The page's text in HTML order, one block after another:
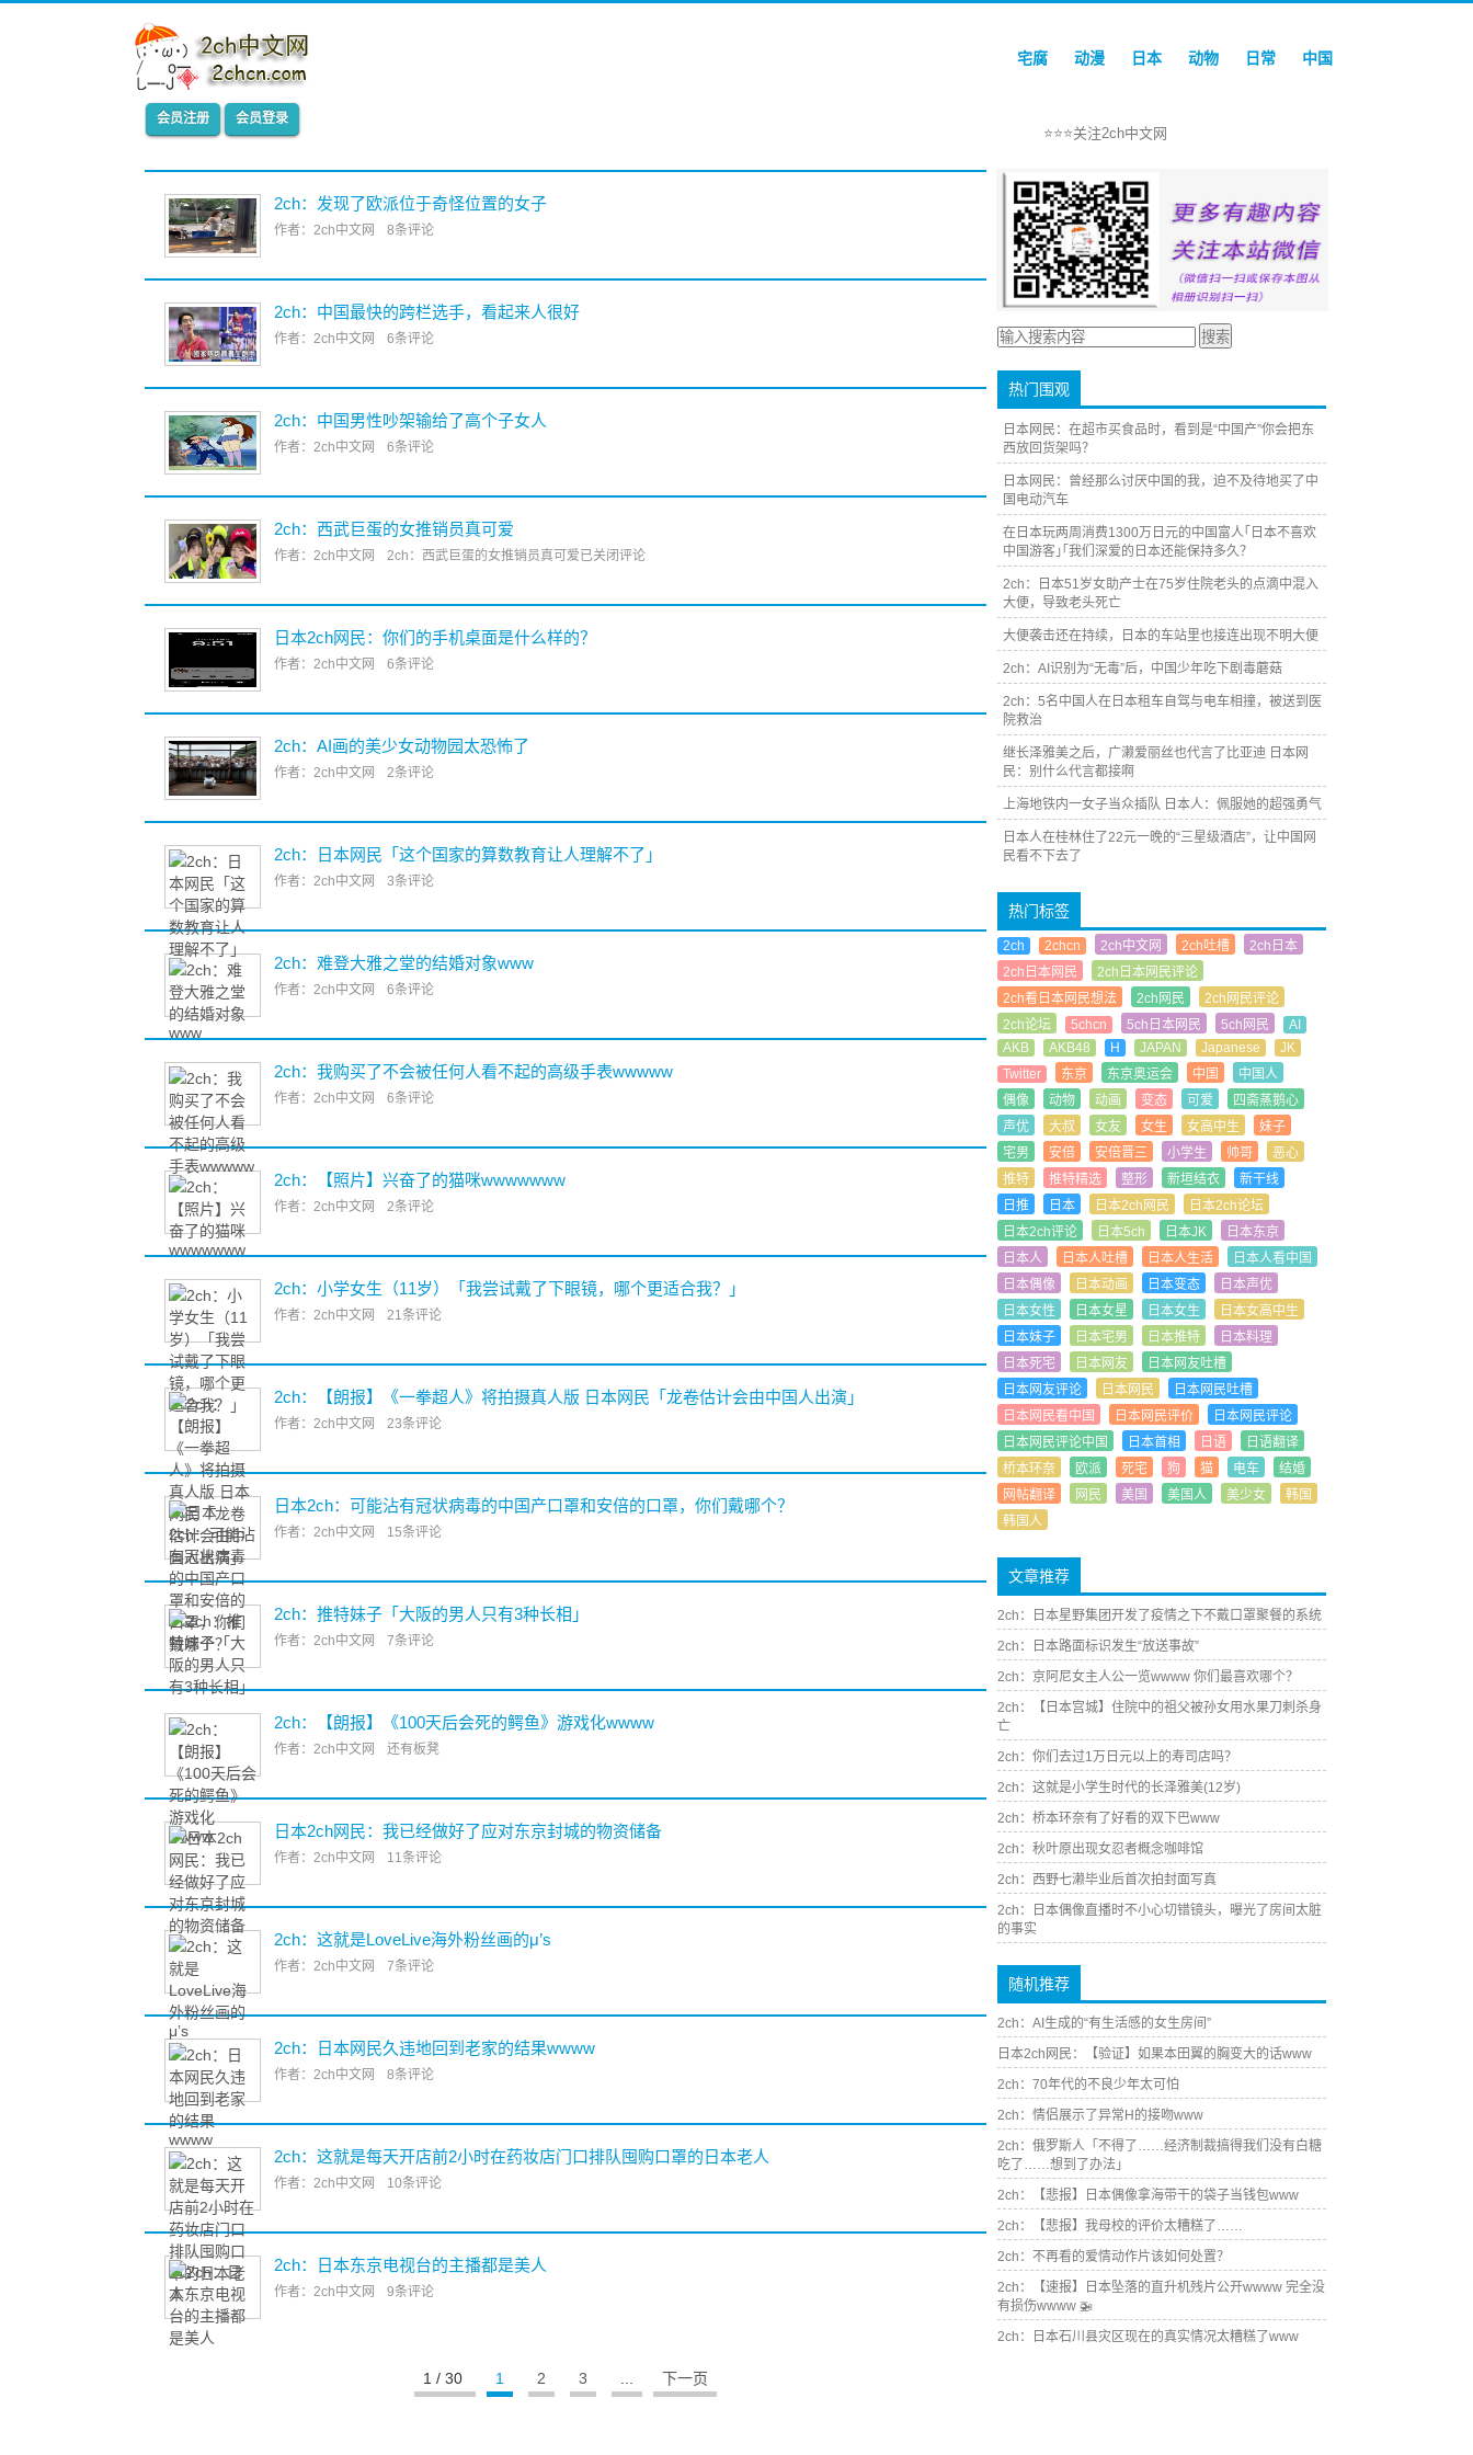
宅腐 动漫 日本 动物 日常 中国
会员注册 会员登录
2ch：发现了欧派位于奇怪位置的女子
作者：2ch中文网 8条评论
2ch：中国最快的跨栏选手，看起来人很好
作者：2ch中文网 6条评论
2ch：中国男性吵架输给了高个子女人
作者：2ch中文网 6条评论
2ch：西武巨蛋的女推销员真可爱
作者：2ch中文网 2ch：西武巨蛋的女推销员真可爱已关闭评论
日本2ch网民：你们的手机桌面是什么样的？
作者：2ch中文网 6条评论
2ch：AI画的美少女动物园太恐怖了
作者：2ch中文网 2条评论
2ch：日本网民「这个国家的算数教育让人理解不了」
作者：2ch中文网 3条评论
2ch：难登大雅之堂的结婚对象www
作者：2ch中文网 6条评论
2ch：我购买了不会被任何人看不起的高级手表wwwww
作者：2ch中文网 6条评论
2ch：【照片】兴奋了的猫咪wwwwwww
作者：2ch中文网 2条评论
2ch：小学女生（11岁）「我尝试戴了下眼镜，哪个更适合我？」
作者：2ch中文网 21条评论
2ch：【朗报】《一拳超人》将拍摄真人版 日本网民「龙卷估计会由中国人出演」
作者：2ch中文网 23条评论
日本2ch：可能沾有冠状病毒的中国产口罩和安倍的口罩，你们戴哪个？
作者：2ch中文网 15条评论
2ch：推特妹子「大阪的男人只有3种长相」
作者：2ch中文网 7条评论
2ch：【朗报】《100天后会死的鳄鱼》游戏化wwww
作者：2ch中文网 还有板凳
日本2ch网民：我已经做好了应对东京封城的物资储备
作者：2ch中文网 11条评论
2ch：这就是LoveLive海外粉丝画的μ’s
作者：2ch中文网 7条评论
2ch：日本网民久违地回到老家的结果wwww
作者：2ch中文网 8条评论
2ch：这就是每天开店前2小时在药妆店门口排队囤购口罩的日本老人
作者：2ch中文网 10条评论
2ch：日本东京电视台的主播都是美人
作者：2ch中文网 9条评论
1 / 30 1 2 3 下一页
⭐⭐⭐关注2ch中文网
热门围观
日本网民：在超市买食品时，看到是“中国产”你会把东
西放回货架吗？
日本网民：曾经那么讨厌中国的我，迫不及待地买了中
国电动汽车
在日本玩两周消费1300万日元的中国富人｢日本不喜欢
中国游客｣｢我们深爱的日本还能保持多久？
2ch：日本51岁女助产士在75岁住院老头的点滴中混入
大便，导致老头死亡
大便袭击还在持续，日本的车站里也接连出现不明大便
2ch：AI识别为“无毒”后，中国少年吃下剧毒蘑菇
2ch：5名中国人在日本租车自驾与电车相撞，被送到医
院救治
继长泽雅美之后，广濑爱丽丝也代言了比亚迪 日本网
民：别什么代言都接啊
上海地铁内一女子当众插队 日本人：佩服她的超强勇气
日本人在桂林住了22元一晚的“三星级酒店”，让中国网
民看不下去了
热门标签
2ch 2chcn 2ch中文网 2ch吐槽
2ch日本
2ch日本网民
2ch日本网民评论
2ch看日本网民想法
2ch网民
2ch网民评论
2ch论坛
5chcn 5ch日本网民 5ch网民
AI
AKB
AKB48 H JAPAN Japanese
JK
Twitter
东京 东京奥运会 中国
中国人
偶像
动物 动画 变态 可爱
四斋蒸鹅心
声优
大叔 女友 女生 女高中生
妹子
宅男
安倍 安倍晋三 小学生 帅哥
恶心
推特
推特精选 整形 新垣结衣
新干线
日推
日本 日本2ch网民
日本2ch论坛
日本2ch评论
日本5ch 日本JK
日本东京
日本人
日本人吐槽 日本人生活
日本人看中国
日本偶像
日本动画 日本变态
日本声优
日本女性
日本女星 日本女生
日本女高中生
日本妹子
日本宅男 日本推特
日本料理
日本死宅
日本网友
日本网友吐槽
日本网友评论
日本网民
日本网民吐槽
日本网民看中国
日本网民评价
日本网民评论
日本网民评论中国
日本首相 日语
日语翻译
桥本环奈
欧派 死宅 狗 猫 电车
结婚
网帖翻译
网民 美国 美国人 美少女
韩国
韩国人
文章推荐
2ch：日本星野集团开发了疫情之下不戴口罩聚餐的系统
2ch：日本路面标识发生“放送事故”
2ch：京阿尼女主人公一览wwww 你们最喜欢哪个？
2ch：【日本宫城】住院中的祖父被孙女用水果刀刺杀身
亡
2ch：你们去过1万日元以上的寿司店吗？
2ch：这就是小学生时代的长泽雅美(12岁)
2ch：桥本环奈有了好看的双下巴www
2ch：秋叶原出现女忍者概念咖啡馆
2ch：西野七濑毕业后首次拍封面写真
2ch：日本偶像直播时不小心切错镜头，曝光了房间太脏
的事实
随机推荐
2ch：AI生成的“有生活感的女生房间”
日本2ch网民：【验证】如果本田翼的胸变大的话www
2ch：70年代的不良少年太可怕
2ch：情侣展示了异常H的接吻www
2ch：俄罗斯人「不得了……经济制裁搞得我们没有白糖
吃了……想到了办法」
2ch：【悲报】日本偶像拿海带干的袋子当钱包www
2ch：【悲报】我母校的评价太糟糕了……
2ch：不再看的爱情动作片该如何处置？
2ch：【速报】日本坠落的直升机残片公开wwww 完全没
有损伤wwww 🚁
2ch：日本石川县灾区现在的真实情况太糟糕了www